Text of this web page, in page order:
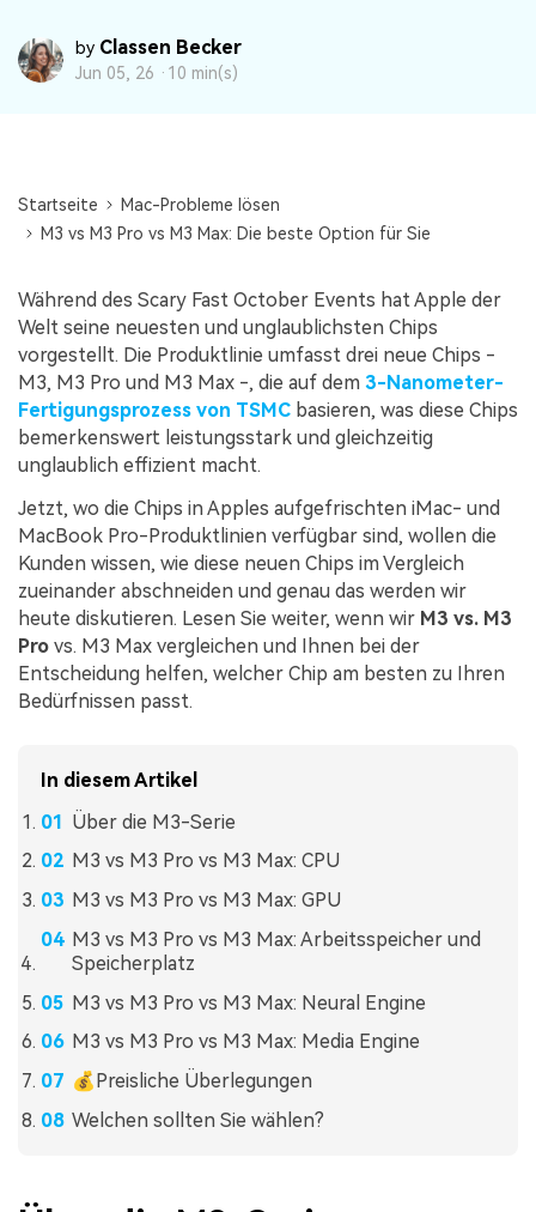
Kostenlos Testen
Recoverit kostenlos
Verlorene/gel?schte Daten kostenlos
Kostenlos Testen
Weitere Produkte
Repairit - Datenreparatur
UBackit - Datensicherung
Datenverlust-Szenarien
Aktuelles Thema
by Classen Becker
Jun 05, 26 · 10 min(s)
Startseite
Mac-Probleme lösen
M3 vs M3 Pro vs M3 Max: Die beste Option für Sie
Während des Scary Fast October Events hat Apple der
Welt seine neuesten und unglaublichsten Chips
vorgestellt. Die Produktlinie umfasst drei neue Chips -
M3, M3 Pro und M3 Max -, die auf dem 3-Nanometer-
Fertigungsprozess von TSMC basieren, was diese Chips
bemerkenswert leistungsstark und gleichzeitig
unglaublich effizient macht.
Jetzt, wo die Chips in Apples aufgefrischten iMac- und
MacBook Pro-Produktlinien verfügbar sind, wollen die
Kunden wissen, wie diese neuen Chips im Vergleich
zueinander abschneiden und genau das werden wir
heute diskutieren. Lesen Sie weiter, wenn wir M3 vs. M3
Pro vs. M3 Max vergleichen und Ihnen bei der
Entscheidung helfen, welcher Chip am besten zu Ihren
Bedürfnissen passt.
In diesem Artikel
Über die M3-Serie
M3 vs M3 Pro vs M3 Max: CPU
M3 vs M3 Pro vs M3 Max: GPU
M3 vs M3 Pro vs M3 Max: Arbeitsspeicher und
Speicherplatz
M3 vs M3 Pro vs M3 Max: Neural Engine
M3 vs M3 Pro vs M3 Max: Media Engine
💰Preisliche Überlegungen
Welchen sollten Sie wählen?